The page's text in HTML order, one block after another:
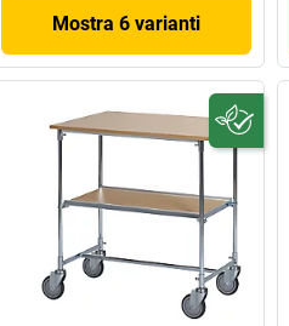
Mostra 6 varianti